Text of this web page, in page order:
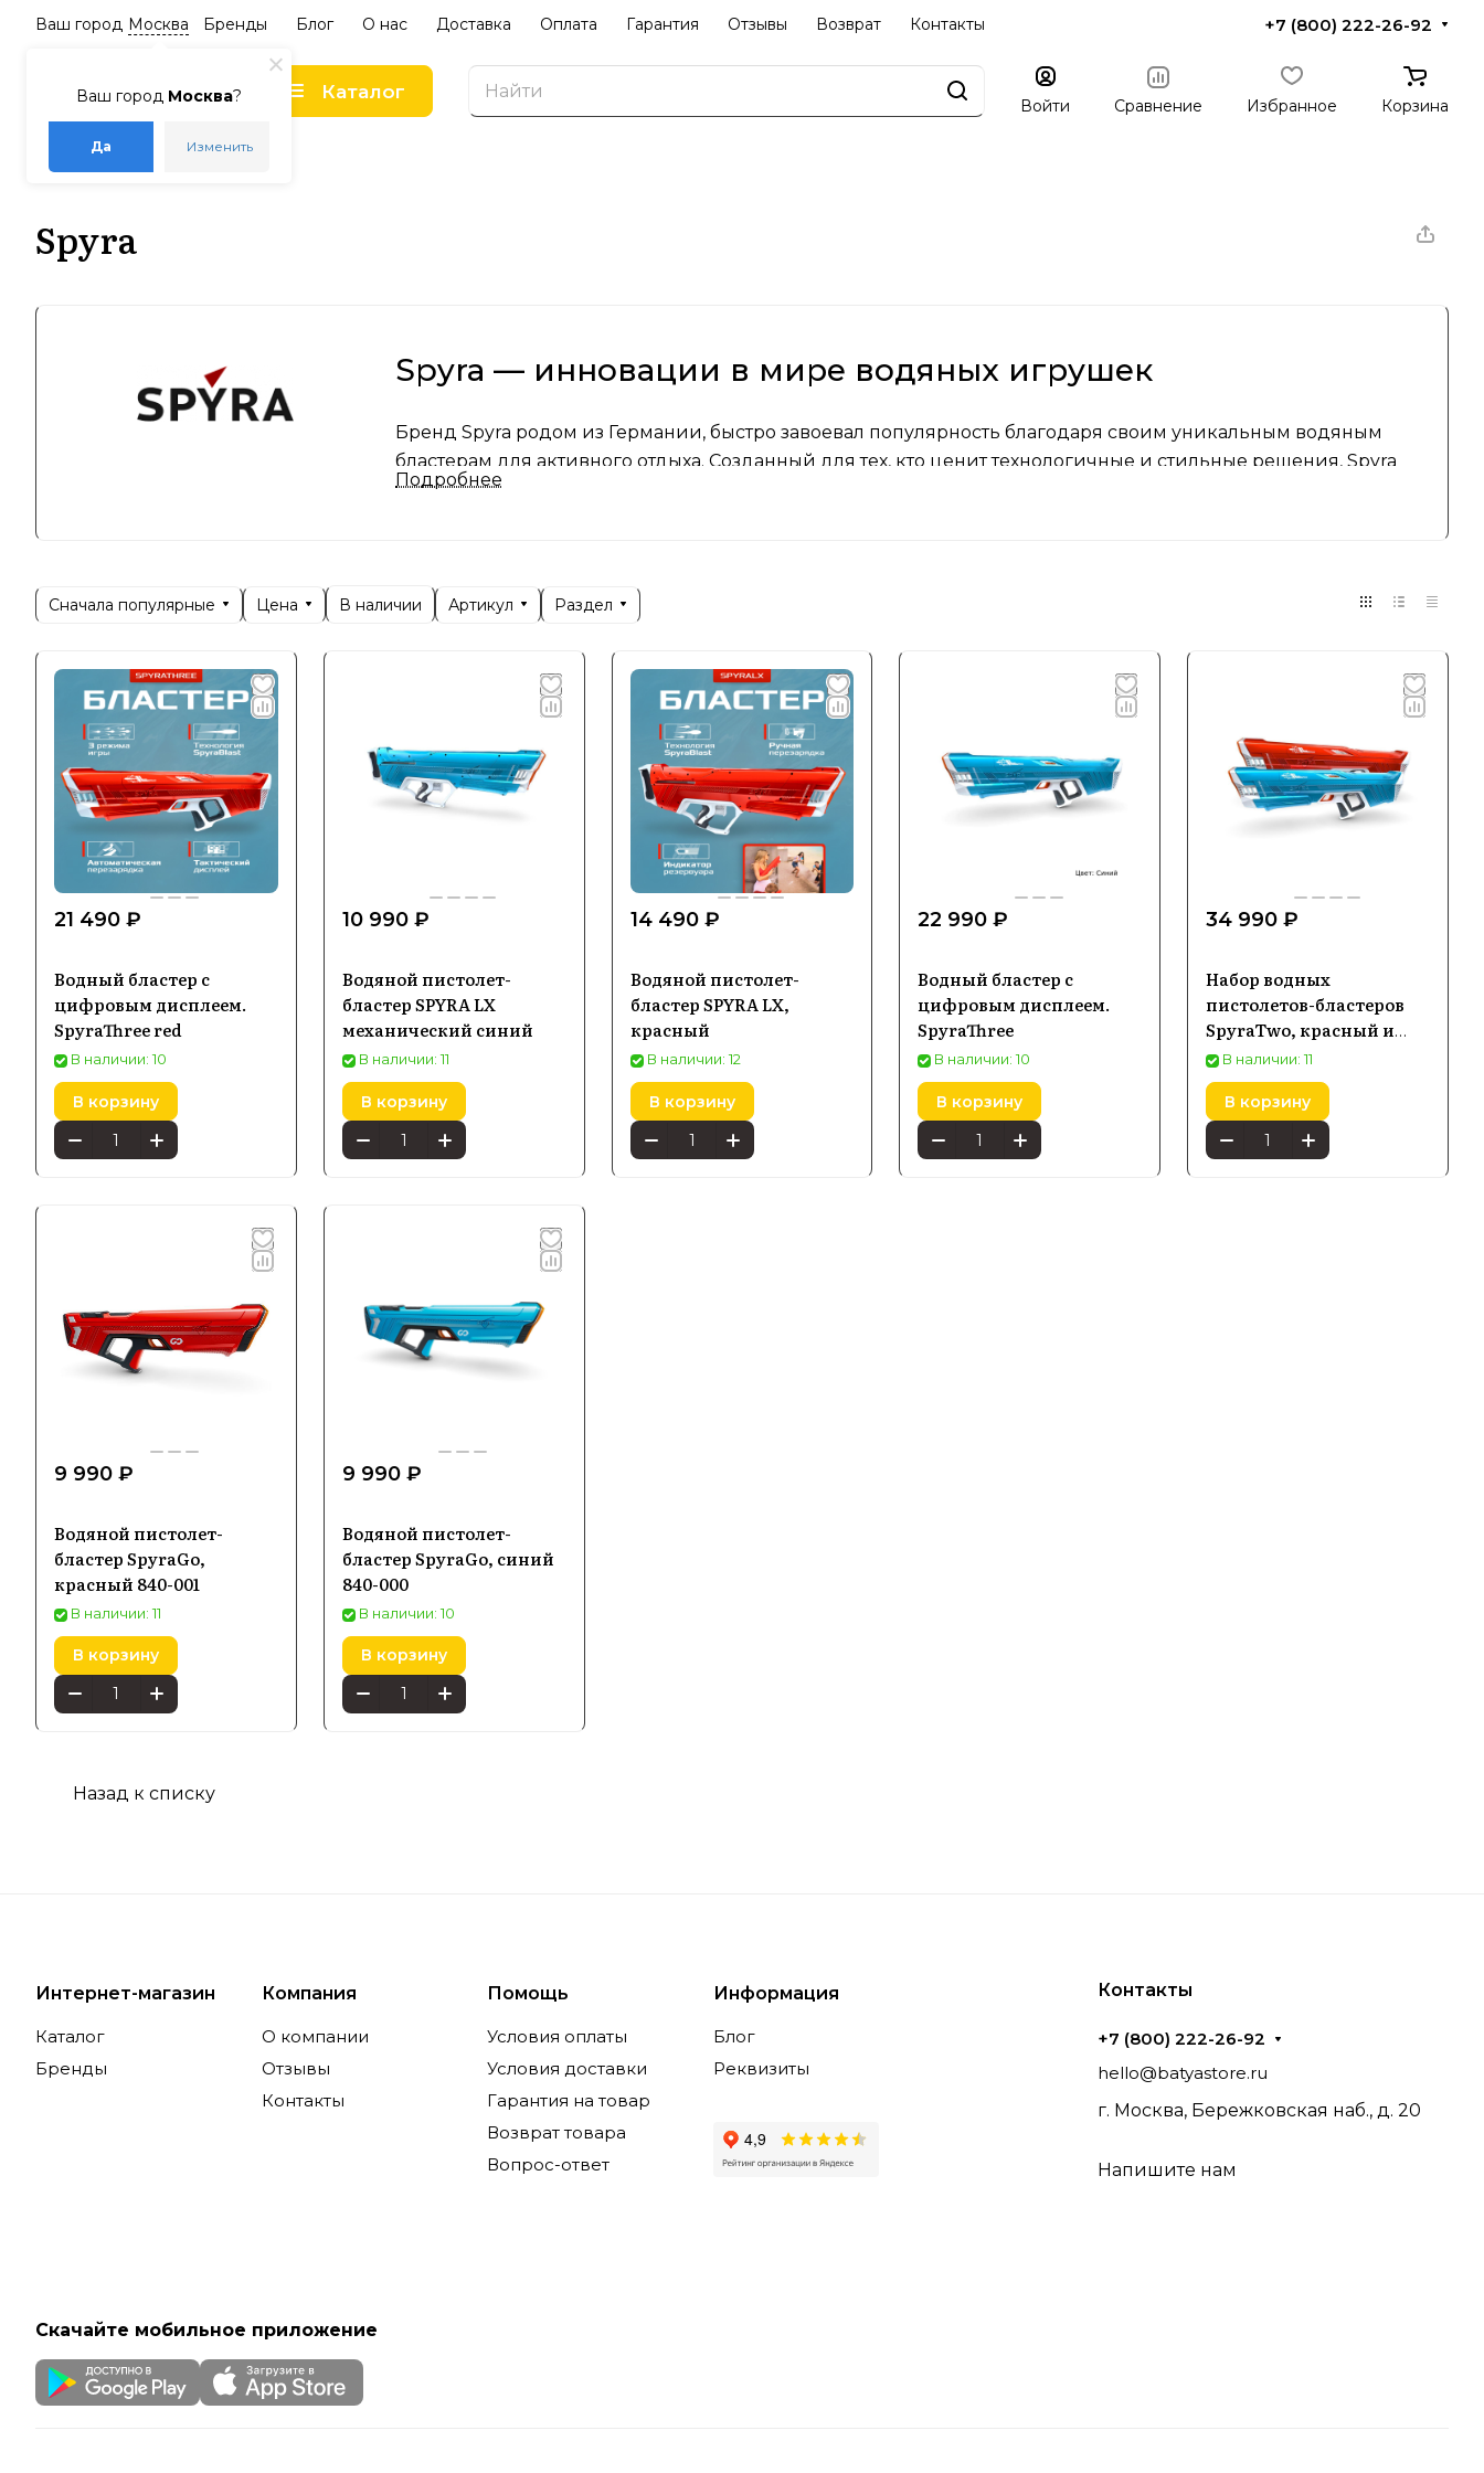
Ваш город Москва?
Да Изменить
Ваш город Москва Бренды Блог О нас Доставка Оплата Гарантия Отзывы Возврат Контакты +7 (800) 222-26-92
Каталог
Войти Сравнение Избранное Корзина
Главная – Бренды
Spyra
Spyra — инновации в мире водяных игрушек
Бренд Spyra родом из Германии, быстро завоевал популярность благодаря своим уникальным водяным
бластерам для активного отдыха. Созданный для тех, кто ценит технологичные и стильные решения, Spyra
предлагает игрушки нового поколения, которые выводят развлечения на свежем воздухе на совершенно
пользователей, которые предпочитают динамичный образ жизни и ищут надежные гаджеты для игр с
дизайну и функциональности.
Специализация и ключевые направления
В ассортименте Spyra представлены современные водяные бластеры, которые идеально подходят для
активного отдыха на улице. Эти портативные устройства позволяют устраивать захватывающие водные
сражения, обеспечивая максимальный комфорт и удобство в использовании.
Главным достоинством бренда является применение передовых технологий, обеспечивающих точность
эргономичному дизайну, Spyra выделяется на рынке водяных игрушек как лидер инноваций и качества.
Особенности и преимущества Spyra
Популярные серии
Среди моделей Spyra выделяются серии Spyra One и Spyra Two, которые отличаются мощностью, емкостью
резервуара и скоростью выстрела. Эти бластеры идеально подходят для активного отдыха на природе и
позволяют организовать веселые и безопасные игры на свежем воздухе как для детей, так и для взрослых.
Spyra предлагает гаджеты с заряжаемой батареей и интеллектуальной системой контроля воды, что
обеспечивает равномерную и мощную струю. Благодаря компактности и легкости, водяные бластеры легко
Купить водяные бластеры Spyra можно в Batya Store — широкий каталог с гарантией магазина и доставкой
по России
Подробнее
Сначала популярные Цена В наличии Артикул Раздел
21 490 ₽
Водный бластер с
цифровым дисплеем.
SpyraThree red
В наличии: 10
В корзину
10 990 ₽
Водяной пистолет-
бластер SPYRA LX
механический синий
В наличии: 11
В корзину
14 490 ₽
Водяной пистолет-
бластер SPYRA LX,
красный
В наличии: 12
В корзину
22 990 ₽
Водный бластер с
цифровым дисплеем.
SpyraThree
В наличии: 10
В корзину
34 990 ₽
Набор водных
пистолетов-бластеров
SpyraTwo, красный и
синий
В наличии: 11
В корзину
9 990 ₽
Водяной пистолет-
бластер SpyraGo,
красный 840-001
В наличии: 11
В корзину
9 990 ₽
Водяной пистолет-
бластер SpyraGo, синий
840-000
В наличии: 10
В корзину
Назад к списку
Интернет-магазин
Каталог
Бренды
Компания
О компании
Отзывы
Контакты
Помощь
Условия оплаты
Условия доставки
Гарантия на товар
Возврат товара
Вопрос-ответ
Информация
Блог
Реквизиты
Контакты
+7 (800) 222-26-92
hello@batyastore.ru
г. Москва, Бережковская наб., д. 20
Напишите нам
Скачайте мобильное приложение